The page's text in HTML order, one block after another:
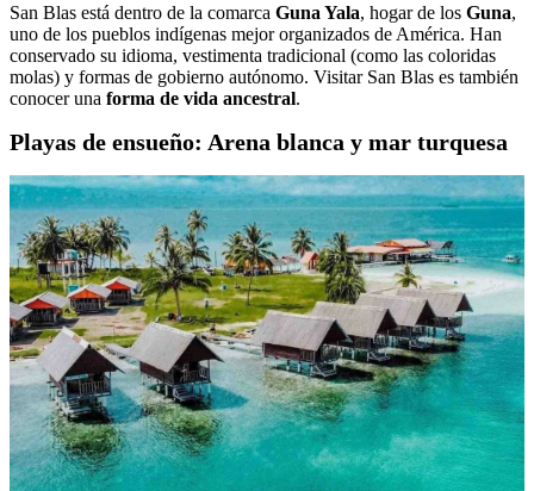
San Blas está dentro de la comarca Guna Yala, hogar de los Guna,
uno de los pueblos indígenas mejor organizados de América. Han
conservado su idioma, vestimenta tradicional (como las coloridas
molas) y formas de gobierno autónomo. Visitar San Blas es también
conocer una forma de vida ancestral.
Playas de ensueño: Arena blanca y mar turquesa